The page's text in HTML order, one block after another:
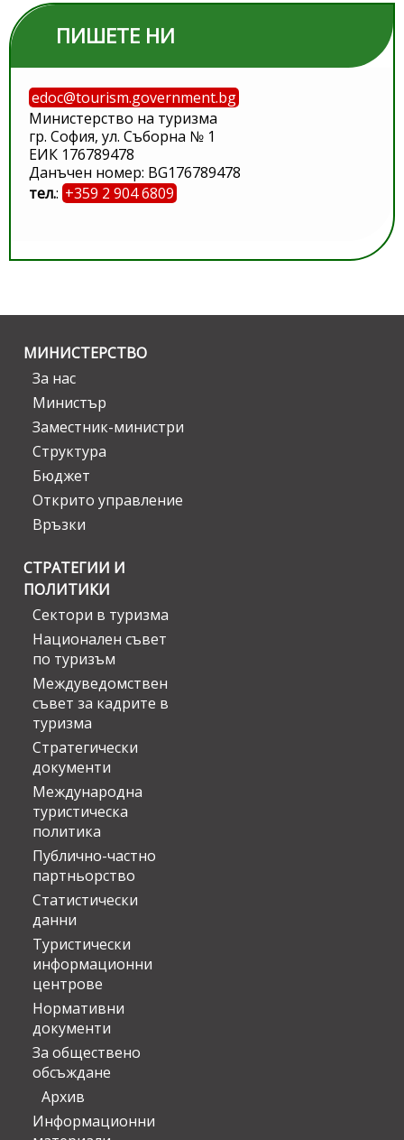
ПИШЕТЕ НИ
edoc@tourism.government.bg
Министерство на туризма
гр. София, ул. Съборна № 1
ЕИК 176789478
Данъчен номер: BG176789478
тел.: +359 2 904 6809
МИНИСТЕРСТВО
За нас
Министър
Заместник-министри
Структура
Бюджет
Открито управление
Връзки
СТРАТЕГИИ И
ПОЛИТИКИ
Сектори в туризма
Национален съвет
по туризъм
Междуведомствен
съвет за кадрите в
туризма
Стратегически
документи
Международна
туристическа
политика
Публично-частно
партньорство
Статистически
данни
Туристически
информационни
центрове
Нормативни
документи
За обществено
обсъждане
Архив
Информационни